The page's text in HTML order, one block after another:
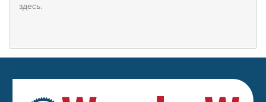
здесь.